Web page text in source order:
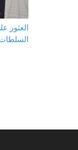
العثور
السلطات